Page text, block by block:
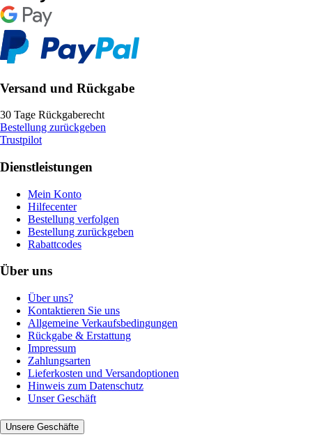
Versand und Rückgabe
30 Tage Rückgaberecht
Bestellung zurückgeben
Trustpilot
Dienstleistungen
Mein Konto
Hilfecenter
Bestellung verfolgen
Bestellung zurückgeben
Rabattcodes
Über uns
Über uns?
Kontaktieren Sie uns
Allgemeine Verkaufsbedingungen
Rückgabe & Erstattung
Impressum
Zahlungsarten
Lieferkosten und Versandoptionen
Hinweis zum Datenschutz
Unser Geschäft
Unsere Geschäfte